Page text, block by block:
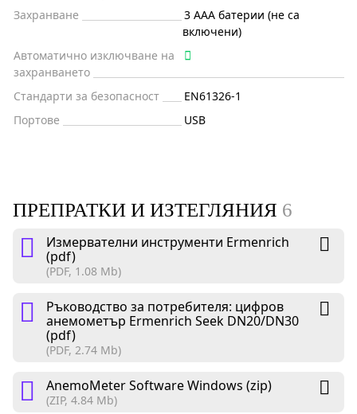
Захранване
3 AAA батерии (не са
включени)
Автоматично изключване на
захранването
Стандарти за безопасност
EN61326-1
Портове
USB
ПРЕПРАТКИ И ИЗТЕГЛЯНИЯ 6
Измервателни инструменти Ermenrich
(pdf)
(PDF, 1.08 Mb)
Ръководство за потребителя: цифров
анемометър Ermenrich Seek DN20/DN30
(pdf)
(PDF, 2.74 Mb)
AnemoMeter Software Windows (zip)
(ZIP, 4.84 Mb)